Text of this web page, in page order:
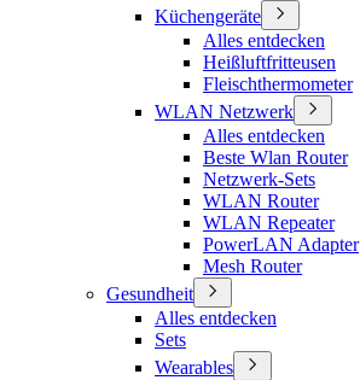
Küchengeräte
Alles entdecken
Heißluftfritteusen
Fleischthermometer
WLAN Netzwerk
Alles entdecken
Beste Wlan Router
Netzwerk-Sets
WLAN Router
WLAN Repeater
PowerLAN Adapter
Mesh Router
Gesundheit
Alles entdecken
Sets
Wearables